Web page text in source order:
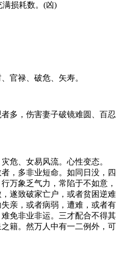
损耗数。(凶)
禄、破危、矢寿。
，伤害妻子破镜难圆、百忍
、女易风流。心性变态。
，多非业短命。如同日没，四
万象乏气力，常陷于不如意，
遂致破家亡户，或者贫困逆难
亲，或者病弱，遭难，或者有
免非业非运。三才配合不得其
籍。然万人中有一二例外，可